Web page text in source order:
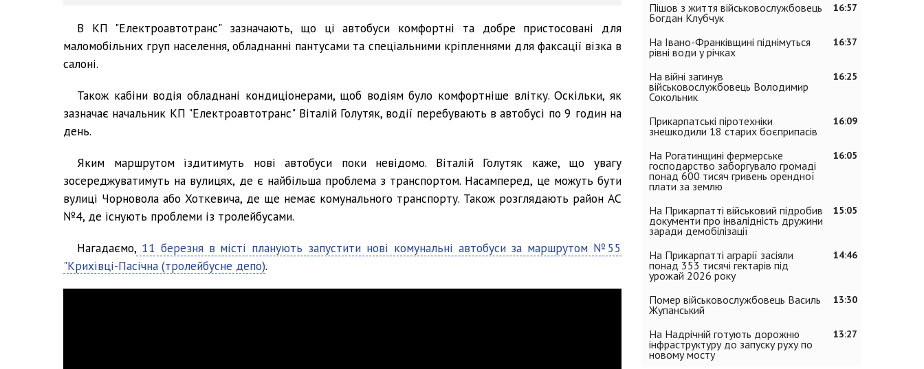
В КП "Електроавтотранс" зазначають, що ці автобуси комфортні та добре пристосовані для
маломобільних груп населення, обладнанні пантусами та спеціальними кріпленнями для факсації візка в
салоні.
Також кабіни водія обладнані кондиціонерами, щоб водіям було комфортніше влітку. Оскільки, як
зазначає начальник КП "Електроавтотранс" Віталій Голутяк, водії перебувають в автобусі по 9 годин на
день.
Яким маршрутом їздитимуть нові автобуси поки невідомо. Віталій Голутяк каже, що увагу
зосереджуватимуть на вулицях, де є найбільша проблема з транспортом. Насамперед, це можуть бути
вулиці Чорновола або Хоткевича, де ще немає комунального транспорту. Також розглядають район АС
№4, де існують проблеми із тролейбусами.
Нагадаємо, 11 березня в місті планують запустити нові комунальні автобуси за маршрутом №55
"Крихівці-Пасічна (тролейбусне депо).
16:57
Пішов з життя військовослужбовець
Богдан Клубчук
16:37
На Івано-Франківщині піднімуться
рівні води у річках
16:25
На війні загинув
військовослужбовець Володимир
Сокольник
16:09
Прикарпатські піротехніки
знешкодили 18 старих боєприпасів
16:05
На Рогатинщині фермерське
господарство заборгувало громаді
понад 600 тисяч гривень орендної
плати за землю
15:05
На Прикарпатті військовий підробив
документи про інвалідність дружини
заради демобілізації
14:46
На Прикарпатті аграрії засіяли
понад 353 тисячі гектарів під
урожай 2026 року
13:30
Помер військовослужбовець Василь
Жупанський
13:27
На Надрічній готують дорожню
інфраструктуру до запуску руху по
новому мосту